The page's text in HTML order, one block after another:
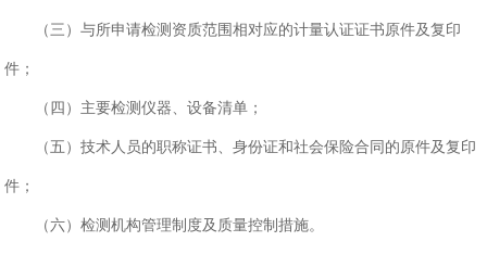
（三）与所申请检测资质范围相对应的计量认证证书原件及复印
件；
（四）主要检测仪器、设备清单；
（五）技术人员的职称证书、身份证和社会保险合同的原件及复印
件；
（六）检测机构管理制度及质量控制措施。